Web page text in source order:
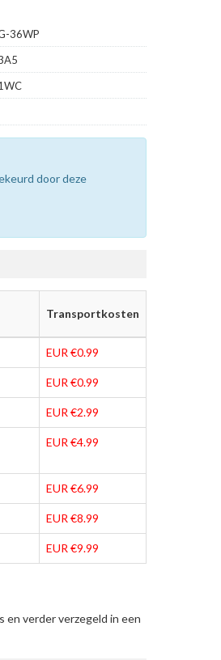
36WP
door deze
Transportkosten
EUR €0.99
EUR €0.99
EUR €2.99
EUR €4.99
EUR €6.99
EUR €8.99
EUR €9.99
verder verzegeld in een